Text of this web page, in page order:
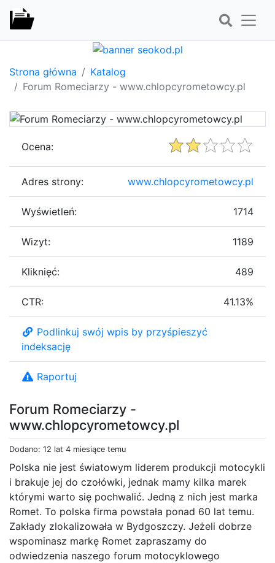
Strona główna
Katalog
Forum Romeciarzy - www.chlopcyrometowcy.pl
Forum Romeciarzy -
www.chlopcyrometowcy.pl
Dodano: 12 lat 4 miesiące temu
Polska nie jest światowym liderem produkcji motocykli
i brakuje jej do czołówki, jednak mamy kilka marek
którymi warto się pochwalić. Jedną z nich jest marka
Romet. To polska firma powstała ponad 60 lat temu.
Zakłady zlokalizowała w Bydgoszczy. Jeżeli dobrze
wspominasz markę Romet zapraszamy do
odwiedzenia naszego forum motocyklowego
Ocena:
Adres strony: www.chlopcyrometowcy.pl
Wyświetleń: 1714
Wizyt: 1189
Kliknięć: 489
CTR: 41.13%
Podlinkuj swój wpis by przyśpieszyć
indeksację
Raportuj